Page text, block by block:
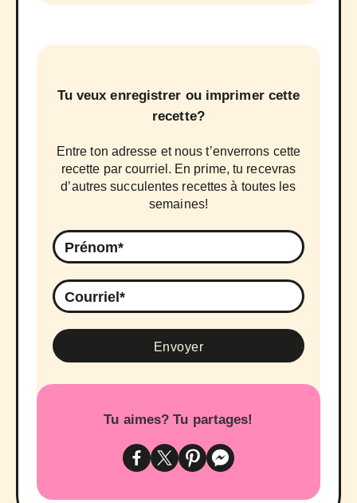
Tu veux enregistrer ou imprimer cette
recette?
Entre ton adresse et nous t’enverrons cette
recette par courriel. En prime, tu recevras
d’autres succulentes recettes à toutes les
semaines!
Tu aimes? Tu partages!